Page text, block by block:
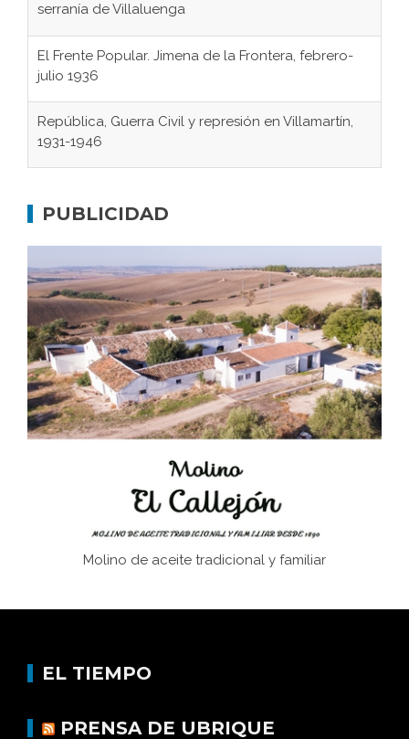
serranía de Villaluenga
El Frente Popular. Jimena de la Frontera, febrero-
julio 1936
República, Guerra Civil y represión en Villamartín,
1931-1946
concentración nazis
Bornos
El Frente Popular. Ubrique, febrero-julio 1936
Juntar las letras. La alfabetización en el campo: del
afán de saber a la autogestión
Historia y vivencias del poblado de Los Hurones
PUBLICIDAD
Molino de aceite tradicional y familiar
EL TIEMPO
PRENSA DE UBRIQUE